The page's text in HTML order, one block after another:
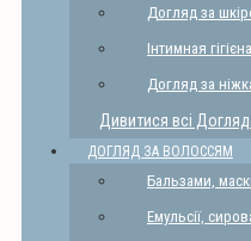
Догляд за
Інтимная гігієна
Догляд за
Дивитися всі Догляд
ДОГЛЯД ЗА ВОЛОССЯМ
Бальзами,
Емульсії,